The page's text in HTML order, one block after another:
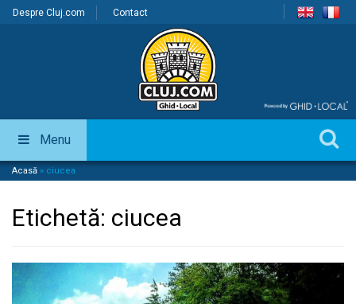
Despre Cluj.com Contact
Menu
Acasă » ciucea
Etichetă: ciucea